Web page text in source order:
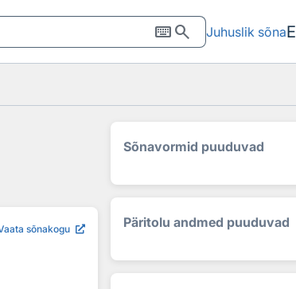
keyboardsearch Juhuslik sõna
sõnakogu
Sõnavormid puuduvad
Päritolu andmed puuduvad